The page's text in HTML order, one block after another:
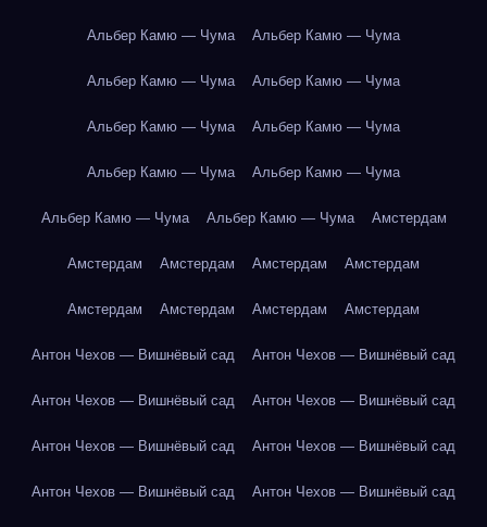
Альбер Камю — Чума Альбер Камю — Чума
Альбер Камю — Чума Альбер Камю — Чума
Альбер Камю — Чума Альбер Камю — Чума
Альбер Камю — Чума Альбер Камю — Чума
Альбер Камю — Чума Альбер Камю — Чума Амстердам
Амстердам Амстердам Амстердам Амстердам
Амстердам Амстердам Амстердам Амстердам
Антон Чехов — Вишнёвый сад Антон Чехов — Вишнёвый сад
Антон Чехов — Вишнёвый сад Антон Чехов — Вишнёвый сад
Антон Чехов — Вишнёвый сад Антон Чехов — Вишнёвый сад
Антон Чехов — Вишнёвый сад Антон Чехов — Вишнёвый сад